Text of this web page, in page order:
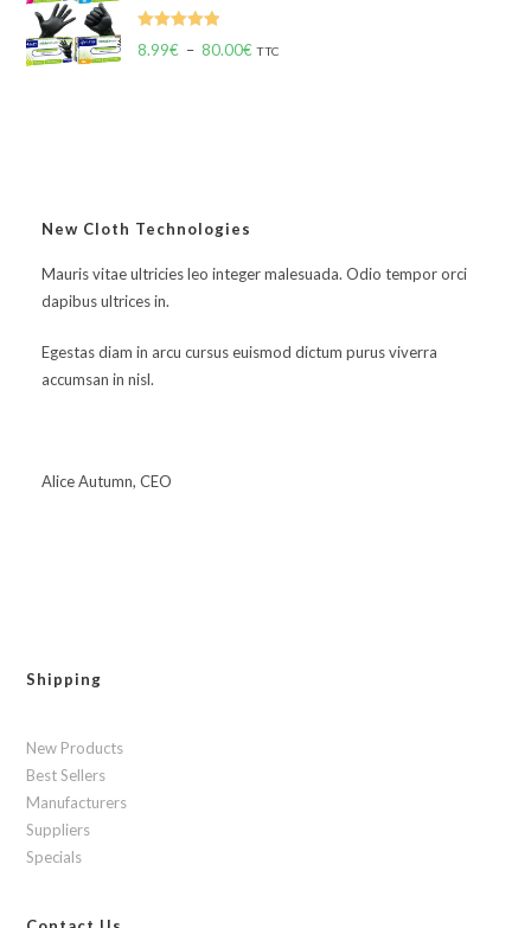
Note5.00
8.99€ – 80.00€ TTC
New Cloth Technologies
Mauris vitae ultricies leo integer malesuada. Odio tempor orci
dapibus ultrices in.
Egestas diam in arcu cursus euismod dictum purus viverra
accumsan in nisl.
Alice Autumn, CEO
Shipping
New Products
Best Sellers
Manufacturers
Suppliers
Specials